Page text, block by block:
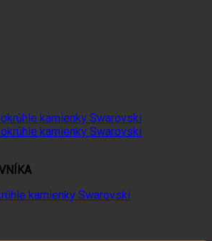
kamienky Swarovski